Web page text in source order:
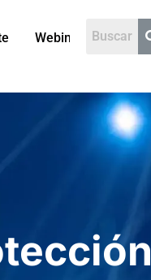
Webinars